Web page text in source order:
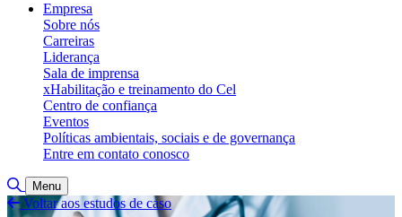
Empresa
Sobre nós
Carreiras
Liderança
Sala de imprensa
xHabilitação e treinamento do Cel
Centro de confiança
Eventos
Políticas ambientais, sociais e de governança
Entre em contato conosco
Toggle Search
Menu
Voltar aos estudos de caso